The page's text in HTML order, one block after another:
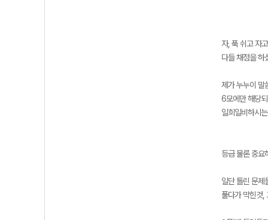
자, 푹 쉬고 자
다들 채점을 하
제가 누누이 말
6모에만 해당
일희일비하시
등급 물론 중요
일단 틀린 문제
풀다가 막힌것,